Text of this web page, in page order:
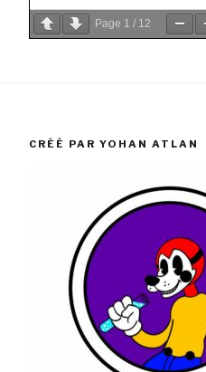
Page 1 / 12
CRÉÉ PAR YOHAN ATLAN